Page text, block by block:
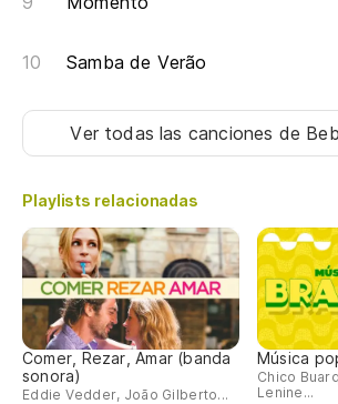
Samba de Verão
Ver todas las canciones de
Playlists relacionadas
Comer, Rezar, Amar (banda
sonora)
Eddie Vedder, João Gilberto...
Música
Chico
Lenine...